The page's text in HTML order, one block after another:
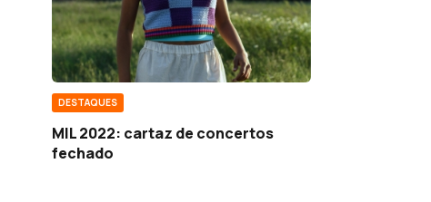
DESTAQUES
MIL 2022: cartaz de concertos
fechado